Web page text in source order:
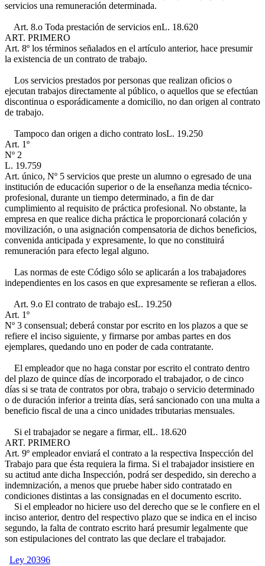
servicios una remuneración determinada.
Art. 8.o Toda prestación de servicios enL. 18.620
ART. PRIMERO
Art. 8º los términos señalados en el artículo anterior, hace presumir
la existencia de un contrato de trabajo.
Los servicios prestados por personas que realizan oficios o
ejecutan trabajos directamente al público, o aquellos que se efectúan
discontinua o esporádicamente a domicilio, no dan origen al contrato
de trabajo.
Tampoco dan origen a dicho contrato losL. 19.250
Art. 1º
Nº 2
L. 19.759
Art. único, Nº 5 servicios que preste un alumno o egresado de una
institución de educación superior o de la enseñanza media técnico-
profesional, durante un tiempo determinado, a fin de dar
cumplimiento al requisito de práctica profesional. No obstante, la
empresa en que realice dicha práctica le proporcionará colación y
movilización, o una asignación compensatoria de dichos beneficios,
convenida anticipada y expresamente, lo que no constituirá
remuneración para efecto legal alguno.
Las normas de este Código sólo se aplicarán a los trabajadores
independientes en los casos en que expresamente se refieran a ellos.
Art. 9.o El contrato de trabajo esL. 19.250
Art. 1º
Nº 3 consensual; deberá constar por escrito en los plazos a que se
refiere el inciso siguiente, y firmarse por ambas partes en dos
ejemplares, quedando uno en poder de cada contratante.
El empleador que no haga constar por escrito el contrato dentro
del plazo de quince días de incorporado el trabajador, o de cinco
días si se trata de contratos por obra, trabajo o servicio determinado
o de duración inferior a treinta días, será sancionado con una multa a
beneficio fiscal de una a cinco unidades tributarias mensuales.
Si el trabajador se negare a firmar, elL. 18.620
ART. PRIMERO
Art. 9º empleador enviará el contrato a la respectiva Inspección del
Trabajo para que ésta requiera la firma. Si el trabajador insistiere en
su actitud ante dicha Inspección, podrá ser despedido, sin derecho a
indemnización, a menos que pruebe haber sido contratado en
condiciones distintas a las consignadas en el documento escrito.
Si el empleador no hiciere uso del derecho que se le confiere en el
inciso anterior, dentro del respectivo plazo que se indica en el inciso
segundo, la falta de contrato escrito hará presumir legalmente que
son estipulaciones del contrato las que declare el trabajador.
Ley 20396